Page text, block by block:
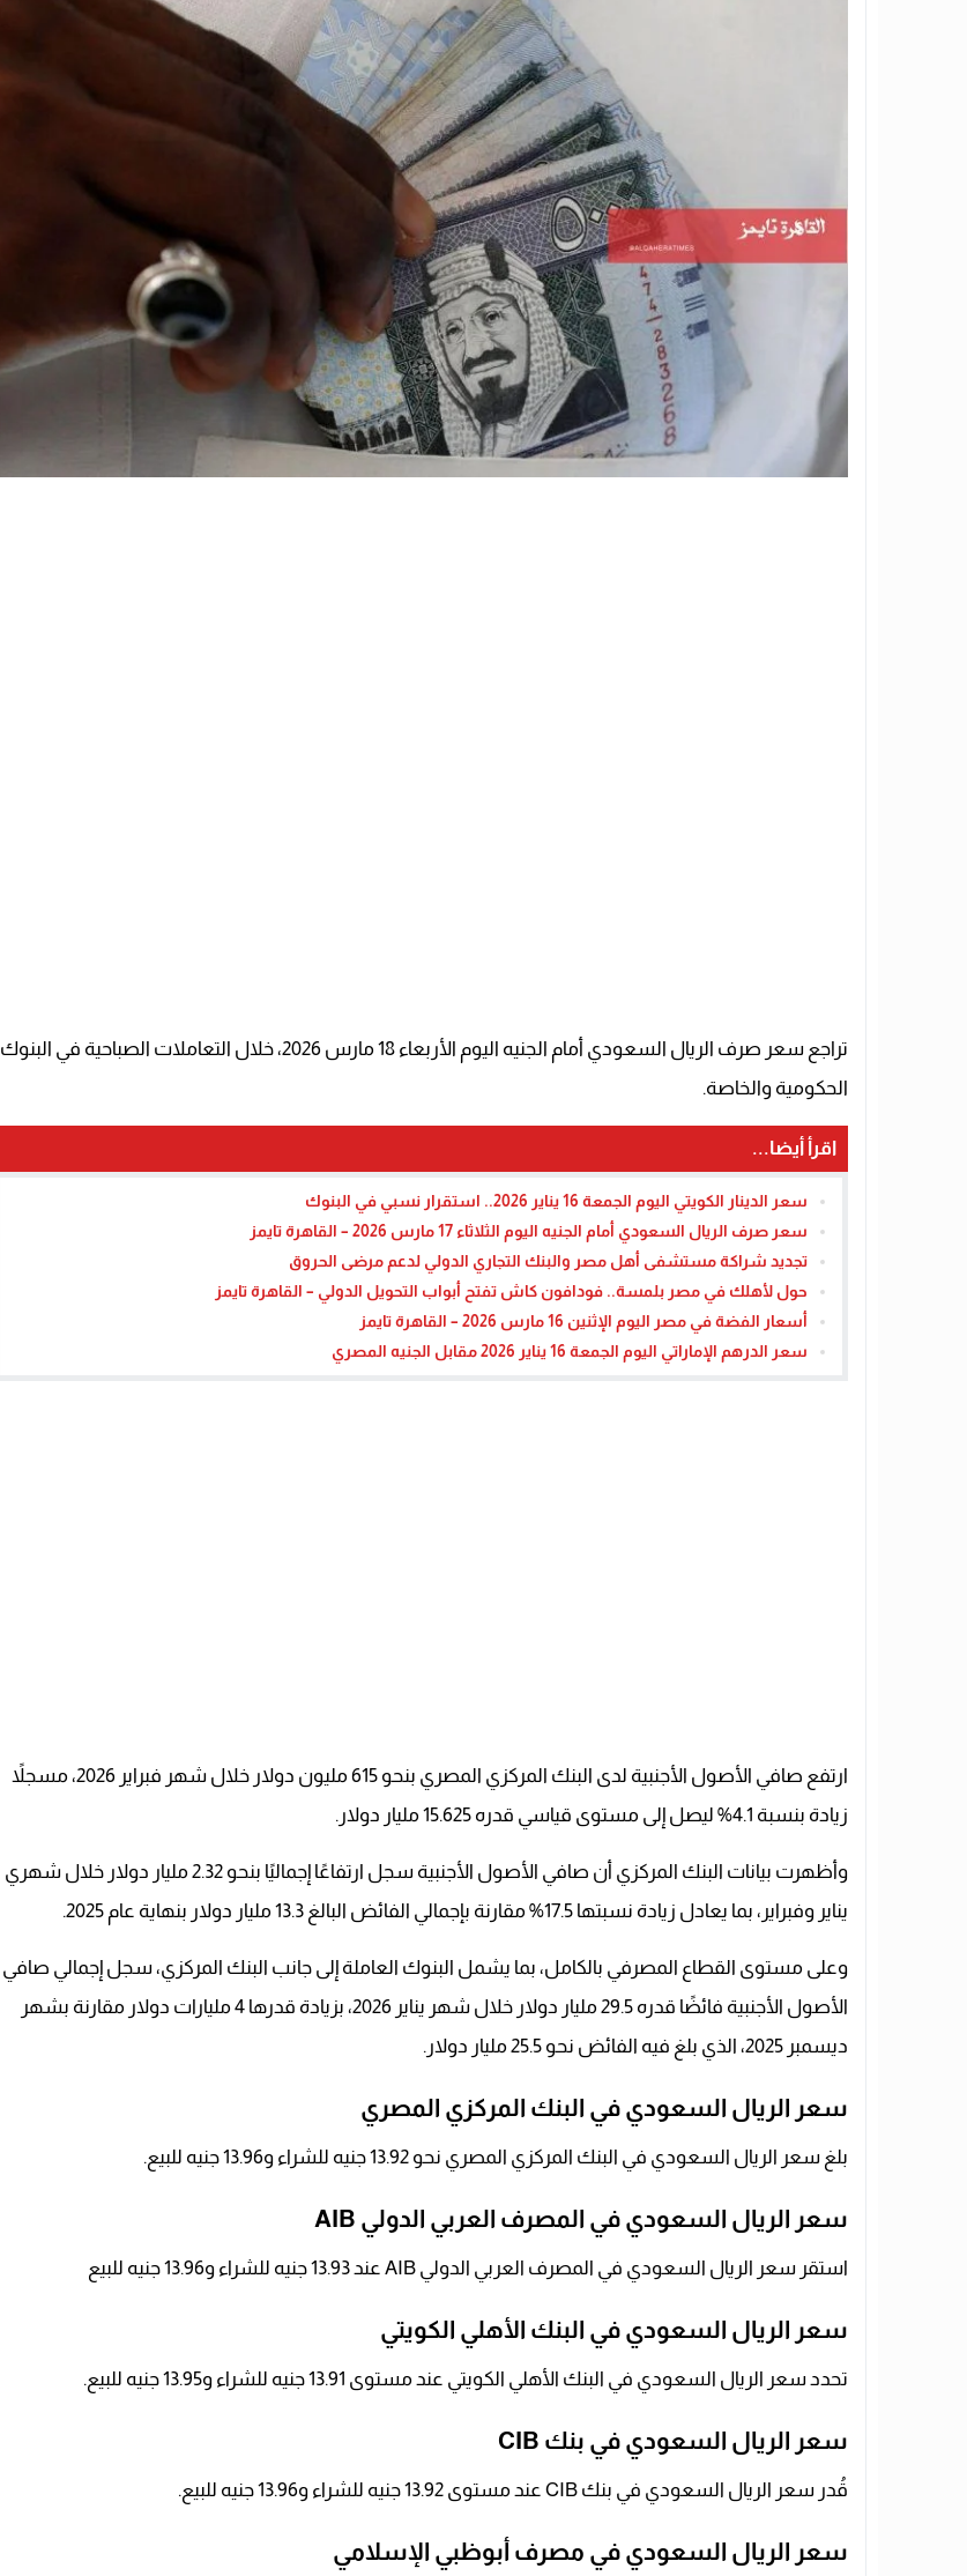
تراجع سعر صرف الريال السعودي أمام الجنيه اليوم الأربعاء 18 مارس 2026، خلال التعاملات الصباحية في البنوك
الحكومية والخاصة.
اقرأ أيضا...
سعر الدينار الكويتي اليوم الجمعة 16 يناير 2026.. استقرار نسبي في البنوك
سعر صرف الريال السعودي أمام الجنيه اليوم الثلاثاء 17 مارس 2026 – القاهرة تايمز
تجديد شراكة مستشفى أهل مصر والبنك التجاري الدولي لدعم مرضى الحروق
حول لأهلك في مصر بلمسة.. فودافون كاش تفتح أبواب التحويل الدولي – القاهرة تايمز
أسعار الفضة في مصر اليوم الإثنين 16 مارس 2026 – القاهرة تايمز
سعر الدرهم الإماراتي اليوم الجمعة 16 يناير 2026 مقابل الجنيه المصري
ارتفع صافي الأصول الأجنبية لدى البنك المركزي المصري بنحو 615 مليون دولار خلال شهر فبراير 2026، مسجلاً
زيادة بنسبة 4.1% ليصل إلى مستوى قياسي قدره 15.625 مليار دولار.
وأظهرت بيانات البنك المركزي أن صافي الأصول الأجنبية سجل ارتفاعًا إجماليًا بنحو 2.32 مليار دولار خلال شهري
يناير وفبراير، بما يعادل زيادة نسبتها 17.5% مقارنة بإجمالي الفائض البالغ 13.3 مليار دولار بنهاية عام 2025.
وعلى مستوى القطاع المصرفي بالكامل، بما يشمل البنوك العاملة إلى جانب البنك المركزي، سجل إجمالي صافي
الأصول الأجنبية فائضًا قدره 29.5 مليار دولار خلال شهر يناير 2026، بزيادة قدرها 4 مليارات دولار مقارنة بشهر
ديسمبر 2025، الذي بلغ فيه الفائض نحو 25.5 مليار دولار.
سعر الريال السعودي في البنك المركزي المصري
بلغ سعر الريال السعودي في البنك المركزي المصري نحو 13.92 جنيه للشراء و13.96 جنيه للبيع.
سعر الريال السعودي في المصرف العربي الدولي AIB
استقر سعر الريال السعودي في المصرف العربي الدولي AIB عند 13.93 جنيه للشراء و13.96 جنيه للبيع
سعر الريال السعودي في البنك الأهلي الكويتي
تحدد سعر الريال السعودي في البنك الأهلي الكويتي عند مستوى 13.91 جنيه للشراء و13.95 جنيه للبيع.
سعر الريال السعودي في بنك CIB
قُدر سعر الريال السعودي في بنك CIB عند مستوى 13.92 جنيه للشراء و13.96 جنيه للبيع.
سعر الريال السعودي في مصرف أبوظبي الإسلامي